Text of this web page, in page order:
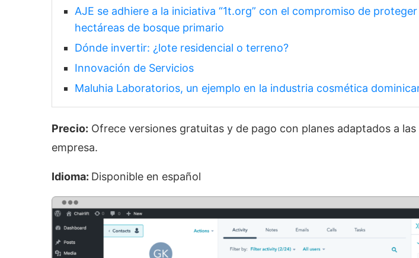
AJE se adhiere a la iniciativa “1t.org” con el compromiso de
hectáreas de bosque primario
Dónde invertir: ¿lote residencial o terreno?
Innovación de Servicios
Maluhia Laboratorios, un ejemplo en la industria cosmética
Precio: Ofrece versiones gratuitas y de pago con planes adaptados a las
empresa.
Idioma: Disponible en español